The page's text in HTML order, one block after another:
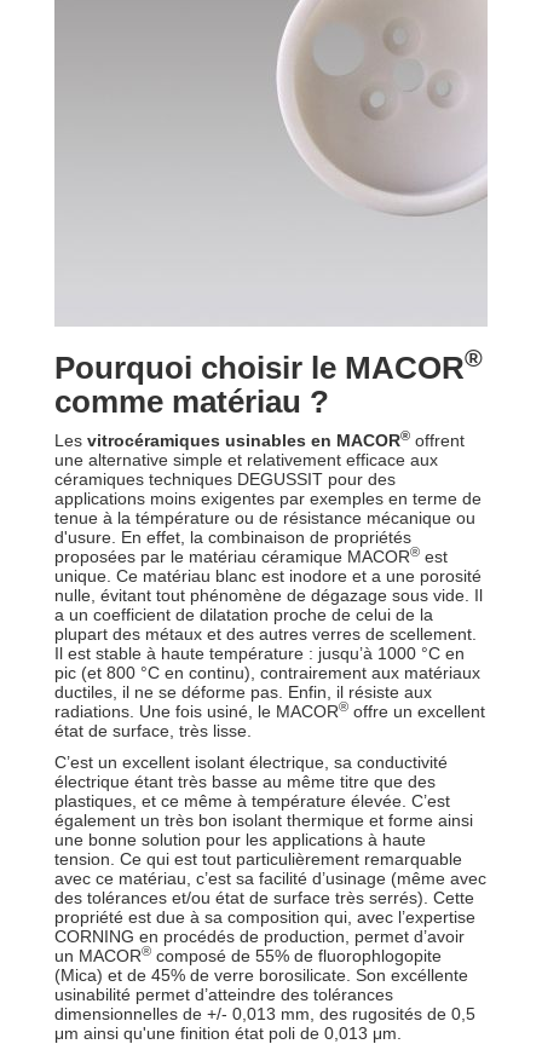
Pourquoi choisir le MACOR®
comme matériau ?
Les vitrocéramiques usinables en MACOR® offrent
une alternative simple et relativement efficace aux
céramiques techniques DEGUSSIT pour des
applications moins exigentes par exemples en terme de
tenue à la témpérature ou de résistance mécanique ou
d'usure. En effet, la combinaison de propriétés
proposées par le matériau céramique MACOR® est
unique. Ce matériau blanc est inodore et a une porosité
nulle, évitant tout phénomène de dégazage sous vide. Il
a un coefficient de dilatation proche de celui de la
plupart des métaux et des autres verres de scellement.
Il est stable à haute température : jusqu’à 1000 °C en
pic (et 800 °C en continu), contrairement aux matériaux
ductiles, il ne se déforme pas. Enfin, il résiste aux
radiations. Une fois usiné, le MACOR® offre un excellent
état de surface, très lisse.
C’est un excellent isolant électrique, sa conductivité
électrique étant très basse au même titre que des
plastiques, et ce même à température élevée. C’est
également un très bon isolant thermique et forme ainsi
une bonne solution pour les applications à haute
tension. Ce qui est tout particulièrement remarquable
avec ce matériau, c’est sa facilité d’usinage (même avec
des tolérances et/ou état de surface très serrés). Cette
propriété est due à sa composition qui, avec l’expertise
CORNING en procédés de production, permet d’avoir
un MACOR® composé de 55% de fluorophlogopite
(Mica) et de 45% de verre borosilicate. Son excéllente
usinabilité permet d’atteindre des tolérances
dimensionnelles de +/- 0,013 mm, des rugosités de 0,5
μm ainsi qu'une finition état poli de 0,013 μm.